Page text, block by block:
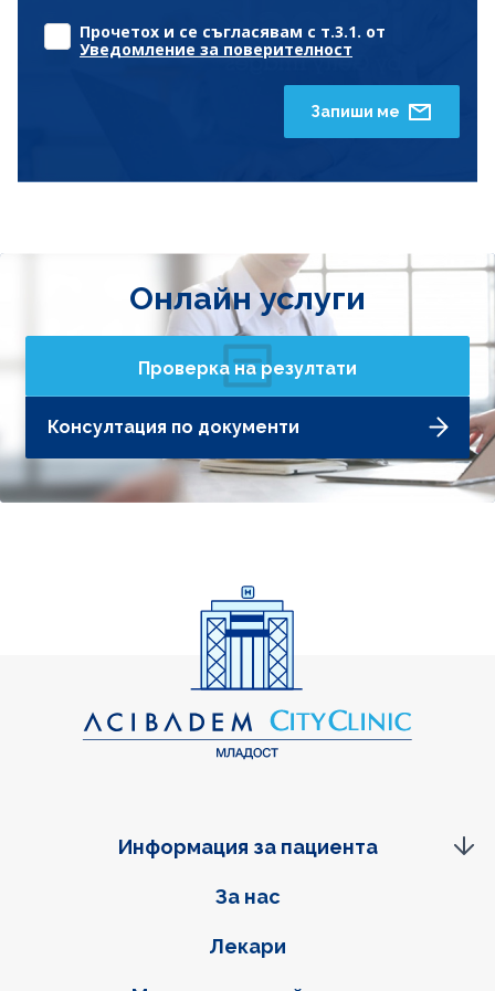
Прочетох и се съгласявам с т.3.1. от
Уведомление за поверителност
Запиши ме
Онлайн услуги
Проверка на резултати
Консултация по документи
Фуутер навигация
За нас
Лекари
Информация за пациента